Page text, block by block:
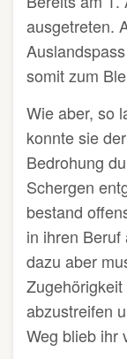
ausgetreten.
somit zum
Wie aber, so
konnte sie
Bedrohung
Schergen
bestand
in ihren
dazu aber
abzustreifen
Weg blieb ihr